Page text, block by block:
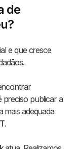
de
e que cresce
preciso publicar a
adequada
.